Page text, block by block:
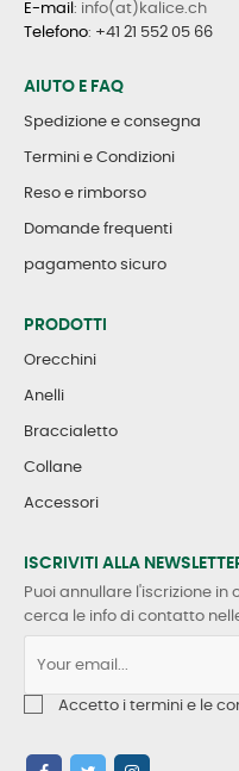
E-mail : info(at)kalice.ch
Telefono: +41 21 552 05 66
AIUTO E FAQ
Spedizione e consegna
Termini e Condizioni
Reso e rimborso
Domande frequenti
pagamento sicuro
PRODOTTI
Orecchini
Anelli
Braccialetto
Collane
Accessori
ISCRIVITI ALLA
Puoi annullare l'iscrizione in
cerca le info di contatto
Accetto i termini e le